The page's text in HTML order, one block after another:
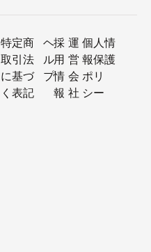
特定商
取引法
に基づ
く表記
ヘ
ル
プ
採
用
情
報
運
営
会
社
個人情
報保護
ポリ
シー